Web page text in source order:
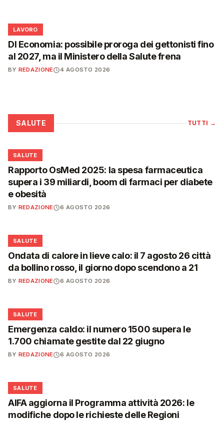
💼
LAVORO
Dl Economia: possibile proroga dei gettonisti fino
al 2027, ma il Ministero della Salute frena
BY REDAZIONE 4 AGOSTO 2026
SALUTE TUTTI →
❤️
SALUTE
Rapporto OsMed 2025: la spesa farmaceutica
supera i 39 miliardi, boom di farmaci per diabete
e obesità
BY REDAZIONE 6 AGOSTO 2026
❤️
SALUTE
Ondata di calore in lieve calo: il 7 agosto 26 città
da bollino rosso, il giorno dopo scendono a 21
BY REDAZIONE 6 AGOSTO 2026
❤️
SALUTE
Emergenza caldo: il numero 1500 supera le
1.700 chiamate gestite dal 22 giugno
BY REDAZIONE 6 AGOSTO 2026
❤️
SALUTE
AIFA aggiorna il Programma attività 2026: le
modifiche dopo le richieste delle Regioni